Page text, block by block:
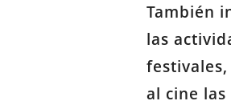
También
las
al cine